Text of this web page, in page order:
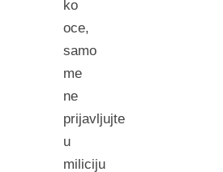
ko
oce,
samo
me
ne
prijavljujte
u
miliciju